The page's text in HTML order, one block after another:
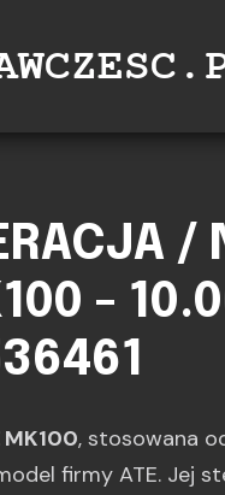
/
-
MK100, stosowana
firmy ATE. Jej